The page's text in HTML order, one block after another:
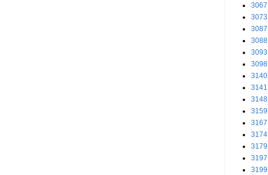
3067
3073
3087
3088
3093
3098
3140
3141
3148
3159
3167
3174
3179
3197
3199